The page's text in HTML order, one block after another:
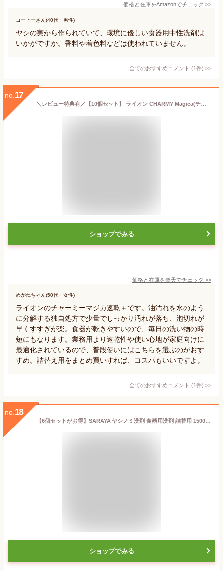
価格と在庫をAmazonでチェック >>
コーヒーさん(40代・男性)
ヤシの実から作られていて、環境に優しい食器用中性洗剤は
いかがですか。香料や着色料などは使われていません。
全てのおすすめコメント (1件) >
no. 17
＼レビュー特典有／【10個セット】 ライオン CHARMY Magica(チャーミーマジカ)速乾+(プラス)カラッと除菌 シトラスミントの香り つめかえ用 [単品内容量/530ml] | ライオン チャーミーマジカ 除菌 洗剤 速乾 シトラスミント 詰め替え
ショップでみる
価格と在庫を楽天でチェック >>
めがねちゃん(50代・女性)
ライオンのチャーミーマジカ速乾＋です。油汚れを水のよう
に分解する独自処方で少量でしっかり汚れが落ち、泡切れが
早くすすぎが楽。食器が乾きやすいので、毎日の洗い物の時
短にもなります。業務用より速乾性や使い心地が家庭向けに
最適化されているので、普段使いにはこちらを選ぶのがおす
すめ。詰替え用をまとめ買いすれば、コスパもいいですよ。
全てのおすすめコメント (1件) >
no. 18
【6個セットがお得】SARAYA ヤシノミ洗剤 食器用洗剤 詰替用 1500ml 選べる個数 1個 2個 3個 6個 大容量 中性洗剤 ロングセラー 無色透明 無香料 無着色 無添加 環境配慮 地球にやさしい エコロジー 高い生分解性 ヤシの実由来 植物性 手荒れ対策 まとめ買い 送料無料
ショップでみる